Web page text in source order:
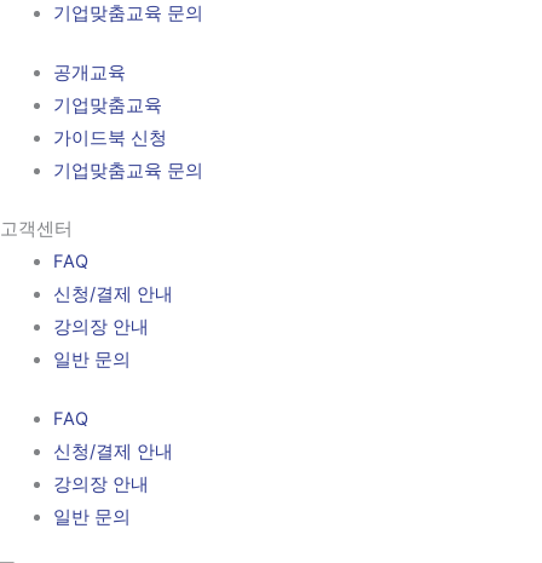
기업맞춤교육 문의
공개교육
기업맞춤교육
가이드북 신청
기업맞춤교육 문의
고객센터
FAQ
신청/결제 안내
강의장 안내
일반 문의
FAQ
신청/결제 안내
강의장 안내
일반 문의